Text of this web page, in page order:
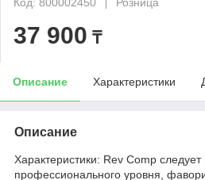
37 900 ₸
Описание Характеристики
Описание
Характеристики: Rev Comp
профессионального уровня,